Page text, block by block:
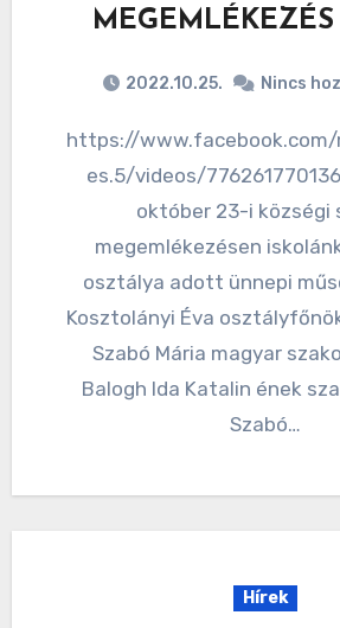
2022.10.25. Nincs
https://www.facebook.com/matyas.kerek
es.5/videos/
október 23-i községi
megemlékezésen
osztálya adott ünnepi
Kosztolányi Éva
Szabó Mária magyar
Balogh Ida Katalin ének
Szabó…
Hírek